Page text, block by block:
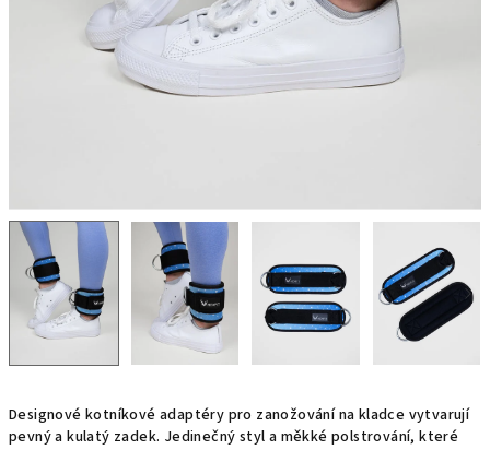
Designové kotníkové adaptéry pro zanožování na kladce vytvarují
pevný a kulatý zadek. Jedinečný styl a měkké polstrování, které